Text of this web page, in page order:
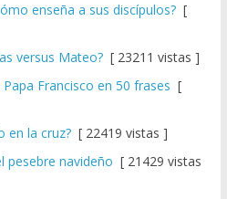
enseña a sus discípulos?[
versus Mateo?[ 23211 vistas ]
Francisco en 50 frases [
en la cruz?[ 22419 vistas ]
pesebre navideño [ 21429 vistas